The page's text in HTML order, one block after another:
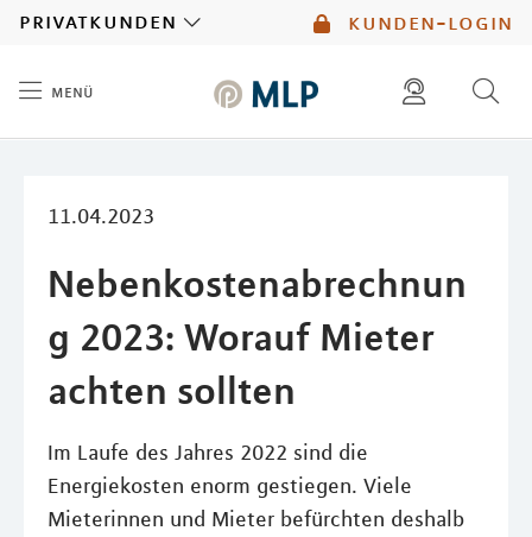
kunden-login
privatkunden
menü
11.04.2023
Nebenkostenabrechnun
g 2023: Worauf Mieter
achten sollten
Im Laufe des Jahres 2022 sind die
Energiekosten enorm gestiegen. Viele
Mieterinnen und Mieter befürchten deshalb